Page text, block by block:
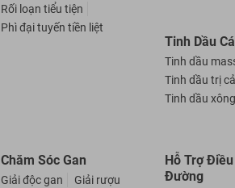
Rối loạn tiểu tiện
Phì đại tuyến tiền liệt
Tinh Dầu
Tinh dầu
Tinh dầu trị
Tinh dầu xông
Chăm Sóc Gan
Giải độc gan Giải rượu
Hỗ Trợ
Đường